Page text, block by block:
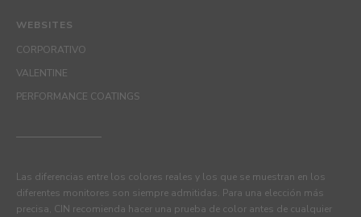
WEBSITES
CORPORATIVO
VALENTINE
PERFORMANCE COATINGS
Las diferencias entre los colores reales y los que se muestran en los
diferentes monitores son siempre admitidas. Para una elección más
precisa, CIN recomienda hacer una prueba de color antes de cualquier